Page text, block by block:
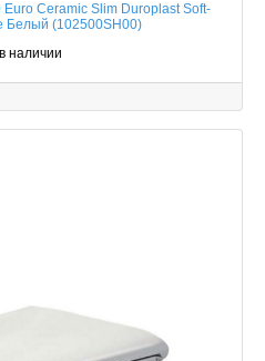
Ceramic Slim Duroplast Soft-
Белый (102500SH00)
наличии